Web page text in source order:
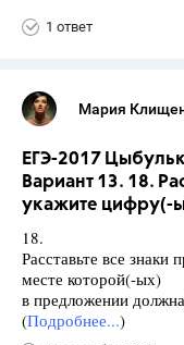
1 ответ
Мария
ЕГЭ-2017
Вариант 13. 18.
укажите цифру(-
18.
Расставьте все
месте которой(-ых)
в предложении
(Подробнее...)